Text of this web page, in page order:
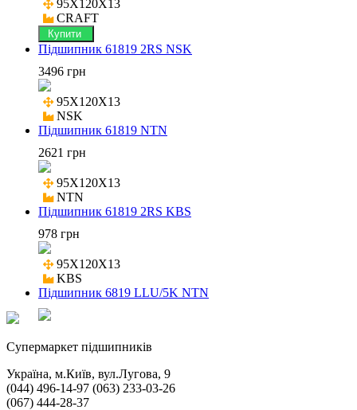
95X120X13
CRAFT
Купити
Підшипник 61819 2RS NSK
3496 грн
95X120X13
NSK
Підшипник 61819 NTN
2621 грн
95X120X13
NTN
Підшипник 61819 2RS KBS
978 грн
95X120X13
KBS
Підшипник 6819 LLU/5K NTN
Cупермаркет підшипників
Україна, м.Київ, вул.Лугова, 9
(044) 496-14-97 (063) 233-03-26
(067) 444-28-37